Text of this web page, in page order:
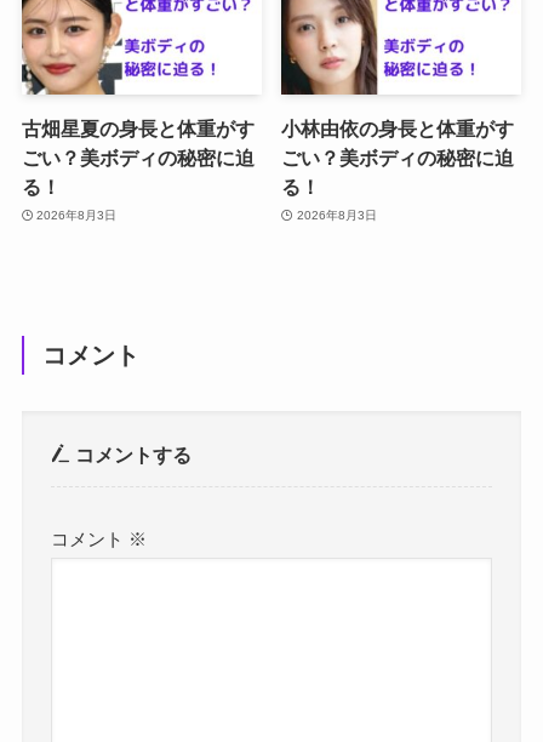
古畑星夏の身長と体重がす
ごい？美ボディの秘密に迫
る！
2026年8月3日
小林由依の身長と体重がす
ごい？美ボディの秘密に迫
る！
2026年8月3日
コメント
コメントする
コメント ※